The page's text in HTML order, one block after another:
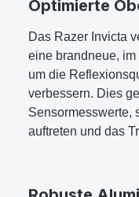
Optimierte
Das Razer Invicta
eine brandneue,
um die
verbessern. Dies
Sensormesswerte,
auftreten und das